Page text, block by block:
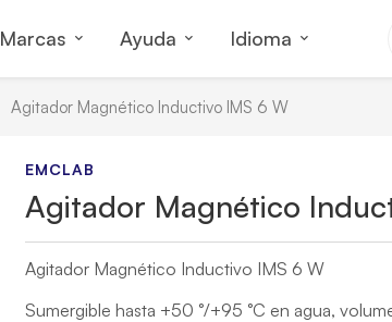
Marcas Ayuda Idioma
Agitador Magnético Inductivo IMS 6 W
EMCLAB
Agitador Magnético
Agitador Magnético Inductivo IMS 6 W
Sumergible hasta +50 °/+95 °C en agua,